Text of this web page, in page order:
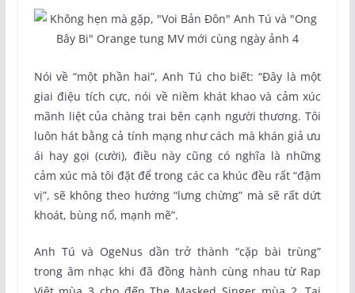
Nói về “một phần hai”, Anh Tú cho biết: “Đây là một
giai điệu tích cực, nói về niềm khát khao và cảm xúc
mãnh liệt của chàng trai bên cạnh người thương. Tôi
luôn hát bằng cả tính mạng như cách mà khán giả ưu
ái hay gọi (cười), điều này cũng có nghĩa là những
cảm xúc mà tôi đặt để trong các ca khúc đều rất “đậm
vị”, sẽ không theo hướng “lưng chừng” mà sẽ rất dứt
khoát, bùng nổ, mạnh mẽ”.
Anh Tú và OgeNus dần trở thành “cặp bài trùng”
trong âm nhạc khi đã đồng hành cùng nhau từ Rap